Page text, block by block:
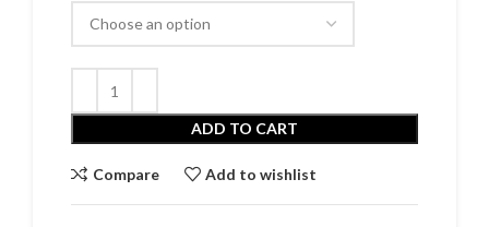
ADD TO CART
Compare Add to wishlist